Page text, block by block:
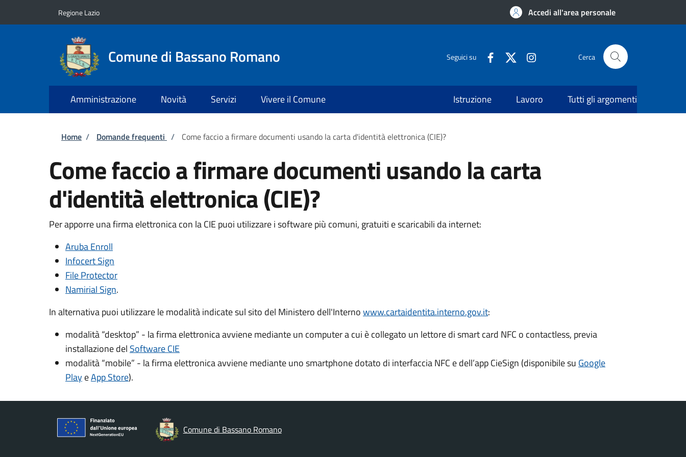
Regione Lazio Accedi all'area personale
Comune di Bassano Romano Seguici su Cerca
Amministrazione Novità Servizi Vivere il Comune Istruzione Lavoro Tutti gli argomenti
Briciole di pane
Home / Domande frequenti / Come faccio a firmare documenti usando la carta d'identità elettronica (CIE)?
Come faccio a firmare documenti usando la carta
d'identità elettronica (CIE)?
Per apporre una firma elettronica con la CIE puoi utilizzare i software più comuni, gratuiti e scaricabili da internet:
Aruba Enroll
Infocert Sign
File Protector
Namirial Sign.
In alternativa puoi utilizzare le modalità indicate sul sito del Ministero dell'Internowww.cartaidentita.interno.gov.it:
modalità “desktop” - la firma elettronica avviene mediante un computer a cui è collegato un lettore di smart card NFC o contactless, previa
installazione del Software CIE
modalità “mobile” - la firma elettronica avviene mediante uno smartphone dotato di interfaccia NFC e dell’app CieSign (disponibile su Google
PlayeApp Store).
Comune di Bassano Romano